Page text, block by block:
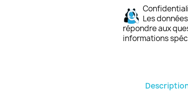
Les
répondre aux
informations